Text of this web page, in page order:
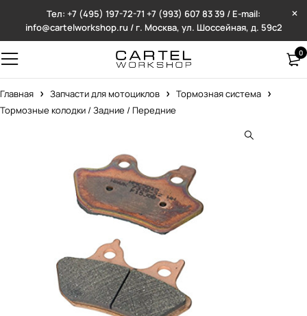
Тел: +7 (495) 197-72-71 +7 (993) 607 83 39 / E-mail:
info@cartelworkshop.ru / г. Москва, ул. Шоссейная, д. 59с2
0
Главная Запчасти для мотоциклов
Тормозная система
Тормозные колодки / Задние / Передние